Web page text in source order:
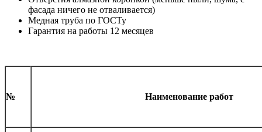
фасада ничего не отваливается)
Медная труба по ГОСТу
Гарантия на работы 12 месяцев
№ Наименование работ